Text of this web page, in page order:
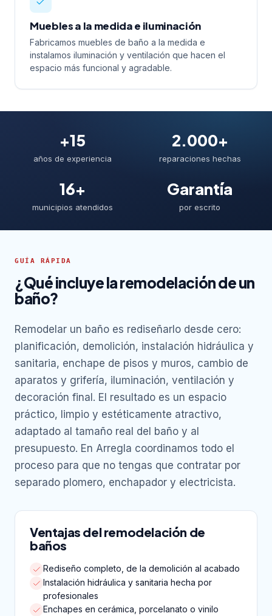
Muebles a la medida e iluminación
Fabricamos muebles de baño a la medida e
instalamos iluminación y ventilación que hacen el
espacio más funcional y agradable.
+15
años de experiencia
2.000+
reparaciones hechas
16+
municipios atendidos
Garantía
por escrito
GUÍA RÁPIDA
¿Qué incluye la remodelación de un
baño?
Remodelar un baño es rediseñarlo desde cero:
planificación, demolición, instalación hidráulica y
sanitaria, enchape de pisos y muros, cambio de
aparatos y grifería, iluminación, ventilación y
decoración final. El resultado es un espacio
práctico, limpio y estéticamente atractivo,
adaptado al tamaño real del baño y al
presupuesto. En Arregla coordinamos todo el
proceso para que no tengas que contratar por
separado plomero, enchapador y electricista.
Ventajas del remodelación de
baños
Rediseño completo, de la demolición al acabado
Instalación hidráulica y sanitaria hecha por
profesionales
Enchapes en cerámica, porcelanato o vinilo